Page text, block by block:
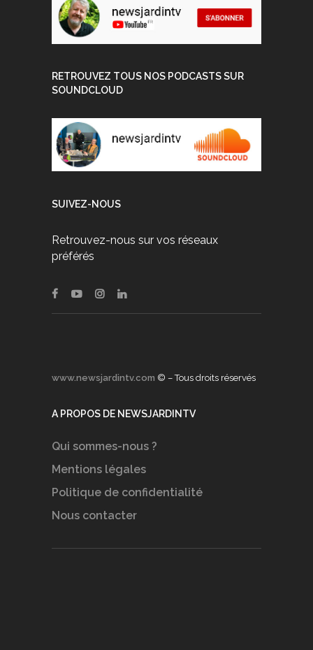
RETROUVEZ TOUS NOS PODCASTS SUR
SOUNDCLOUD
SUIVEZ-NOUS
Retrouvez-nous sur vos réseaux
préférés
www.newsjardintv.com © – Tous droits réservés
A PROPOS DE NEWSJARDINTV
Qui sommes-nous ?
Mentions légales
Politique de confidentialité
Nous contacter